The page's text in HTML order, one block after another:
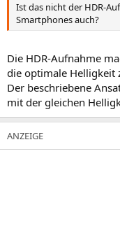
Ist das nicht der HDR-
Smartphones auch?
Die HDR-Aufnahme
die optimale Helligkeit
Der beschriebene
mit der gleichen